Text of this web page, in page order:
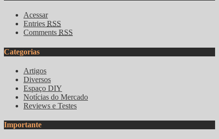
Acessar
Entries RSS
Comments RSS
Categorias
Artigos
Diversos
Espaço DIY
Notícias do Mercado
Reviews e Testes
Importante